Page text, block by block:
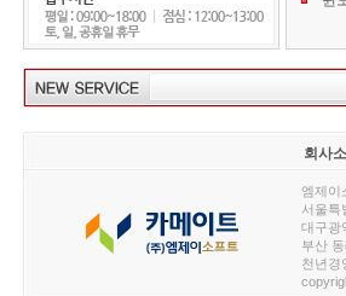
회사
엠제이
서울특
대구광
부산
천년경